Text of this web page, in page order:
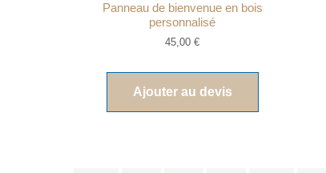
Panneau de bienvenue en bois
personnalisé
45,00€
Ajouter au devis